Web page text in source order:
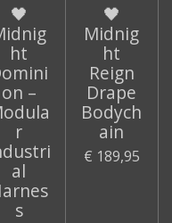
🖤
ht
on –
r
al
s
🖤
Midnig
ht
Reign
Drape
Bodych
ain
€ 189,95